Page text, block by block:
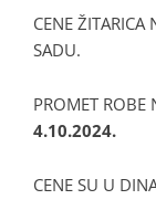
CENE
SADU.
PROMET ROBE
4.10.2024.
CENE SU U